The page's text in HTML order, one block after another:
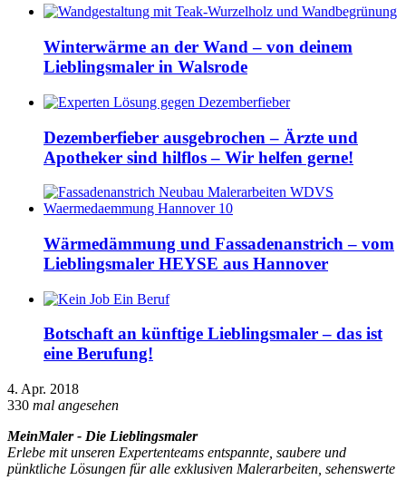
Winterwärme an der Wand – von deinem
Lieblingsmaler in Walsrode
Dezemberfieber ausgebrochen – Ärzte und
Apotheker sind hilflos – Wir helfen gerne!
Wärmedämmung und Fassadenanstrich – vom
Lieblingsmaler HEYSE aus Hannover
Botschaft an künftige Lieblingsmaler – das ist
eine Berufung!
4. Apr. 2018
330 mal angesehen
MeinMaler - Die Lieblingsmaler
Erlebe mit unseren Expertenteams entspannte, saubere und
pünktliche Lösungen für alle exklusiven Malerarbeiten, sehenswerte